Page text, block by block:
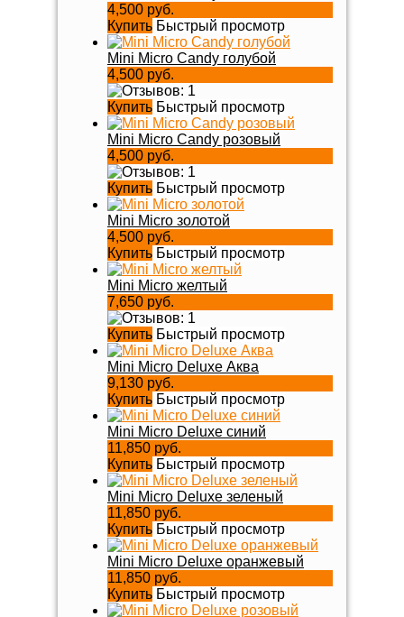
4,500 руб.
Купить Быстрый просмотр
Mini Micro Candy голубой
4,500 руб.
Купить Быстрый просмотр
Mini Micro Candy розовый
4,500 руб.
Купить Быстрый просмотр
Mini Micro золотой
4,500 руб.
Купить Быстрый просмотр
Mini Micro желтый
7,650 руб.
Купить Быстрый просмотр
Mini Micro Deluxe Аква
9,130 руб.
Купить Быстрый просмотр
Mini Micro Deluxe синий
11,850 руб.
Купить Быстрый просмотр
Mini Micro Deluxe зеленый
11,850 руб.
Купить Быстрый просмотр
Mini Micro Deluxe оранжевый
11,850 руб.
Купить Быстрый просмотр